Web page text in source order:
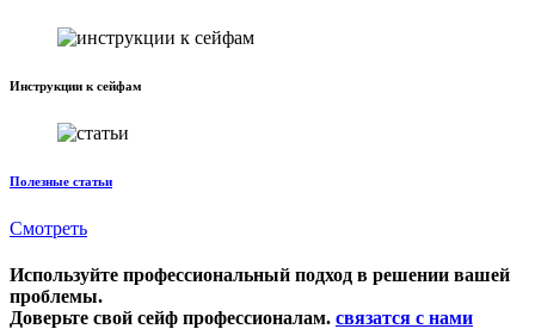
Инструкции к сейфам
Полезные статьи
Смотреть
Используйте профессиональный подход в решении вашей
проблемы.
Доверьте свой сейф профессионалам. связатся с нами